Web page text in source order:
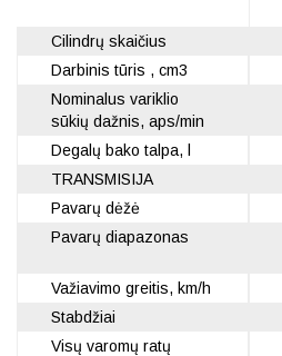
Cilindrų skaičius
Darbinis tūris , cm3
Nominalus variklio
sūkių dažnis, aps/min
Degalų bako talpa, l
TRANSMISIJA
Pavarų dėžė
Pavarų diapazonas
Važiavimo greitis, km/h
Stabdžiai
Visų varomų ratų